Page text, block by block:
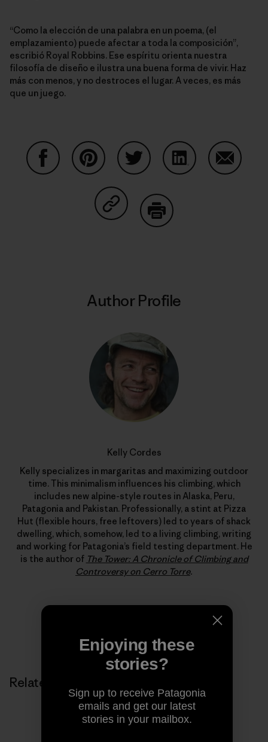
“Como la elección de una palabra en un poema, (el
emplazamiento) puede afectar a toda la composición”,
escribió Royal Robbins. Ese espíritu orienta nuestra
filosofía de diseño e ilustra una buena forma de vivir. Haz
más con menos, y no destroces el lugar. A veces, es más
que un juego.
Share on Copy Link
Author Profile
Kelly Cordes
Kelly specializes in margaritas and maximizing outdoor
time. This minimalism influences his climbing, which
includes new alpine-style routes in Alaska, Peru,
Patagonia and Pakistan. Professionally, a stint at Pizza
Hut (flexible hours, free leftovers) led to years of shack
dwelling, which, somehow, led to a living climbing, writing
and working for Patagonia’s field testing department. He
is the author of The Tower: A Chronicle of Climbing and
Controversy on Cerro Torre.
Related Stories
Enjoying these
stories?
Sign up to receive Patagonia
emails and get our latest
stories in your mailbox.